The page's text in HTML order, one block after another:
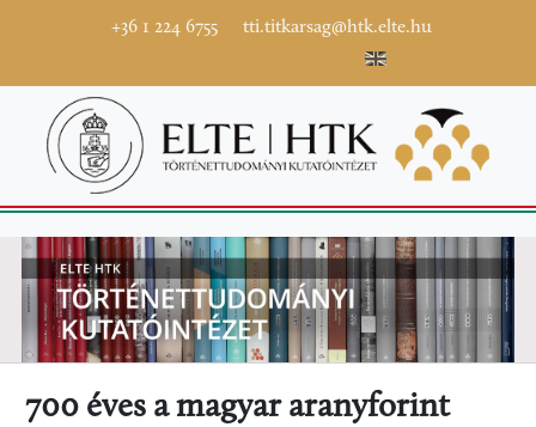
+36 1 224 6755 tti.titkarsag@htk.elte.hu
700 éves a magyar aranyforint